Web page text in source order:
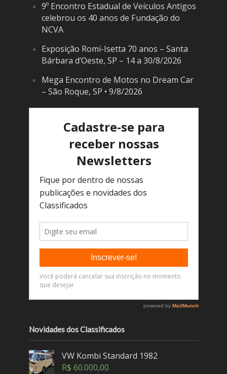
9º Encontro Estadual de Veículos Antigos
celebrou os 40 anos de Fundação do
NCVA
Exposição Romi-Isetta 70 anos – Santa
Bárbara d’Oeste, SP – 14 a 30/8/2026
Mega Encontro de Motos no Dream Car
– São Roque, SP • 9/8/2026
Novidades dos Classificados
VW Kombi Standard 1982
R$ 60.000,00